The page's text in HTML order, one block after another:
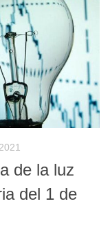
de la luz
del 1 de